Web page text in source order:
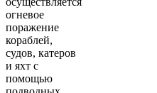
огневое
поражение
кораблей,
судов, катеров
и яхт с
помощью